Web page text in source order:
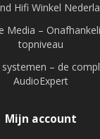
Hifi Winkel
Media –
topniveau
– de
AudioExpert
Mijn account